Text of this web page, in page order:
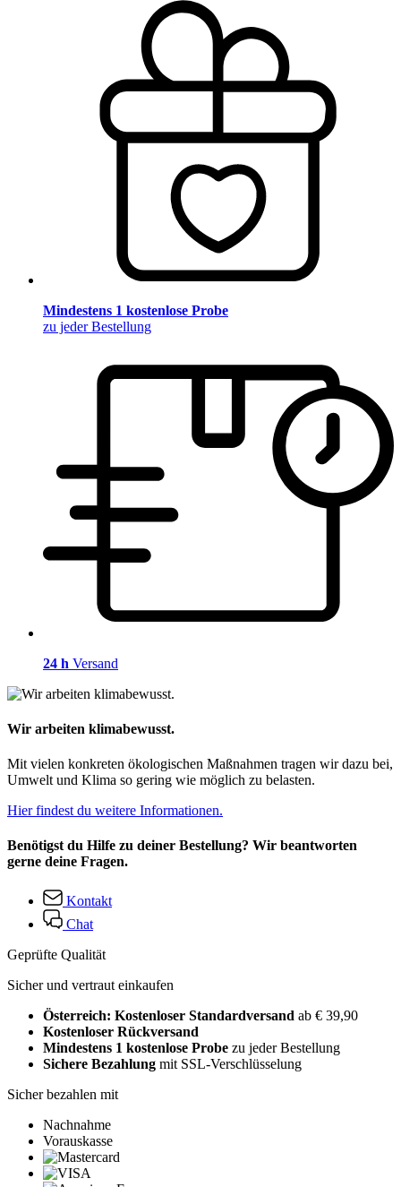
Mindestens 1 kostenlose Probe
zu jeder Bestellung
24 h Versand
Wir arbeiten klimabewusst.
Mit vielen konkreten ökologischen Maßnahmen tragen wir dazu bei,
Umwelt und Klima so gering wie möglich zu belasten.
Hier findest du weitere Informationen.
Benötigst du Hilfe zu deiner Bestellung? Wir beantworten
gerne deine Fragen.
Kontakt
Chat
Geprüfte Qualität
Sicher und vertraut einkaufen
Österreich: Kostenloser Standardversand ab € 39,90
Kostenloser Rückversand
Mindestens 1 kostenlose Probe zu jeder Bestellung
Sichere Bezahlung mit SSL-Verschlüsselung
Sicher bezahlen mit
Nachnahme
Vorauskasse